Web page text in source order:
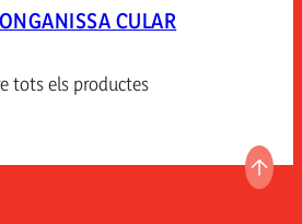
CULAR
tots els productes